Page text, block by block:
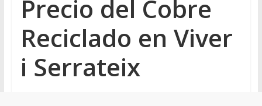
Precio del Cobre
Reciclado en Viver
i Serrateix